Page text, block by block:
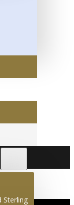
Sterling